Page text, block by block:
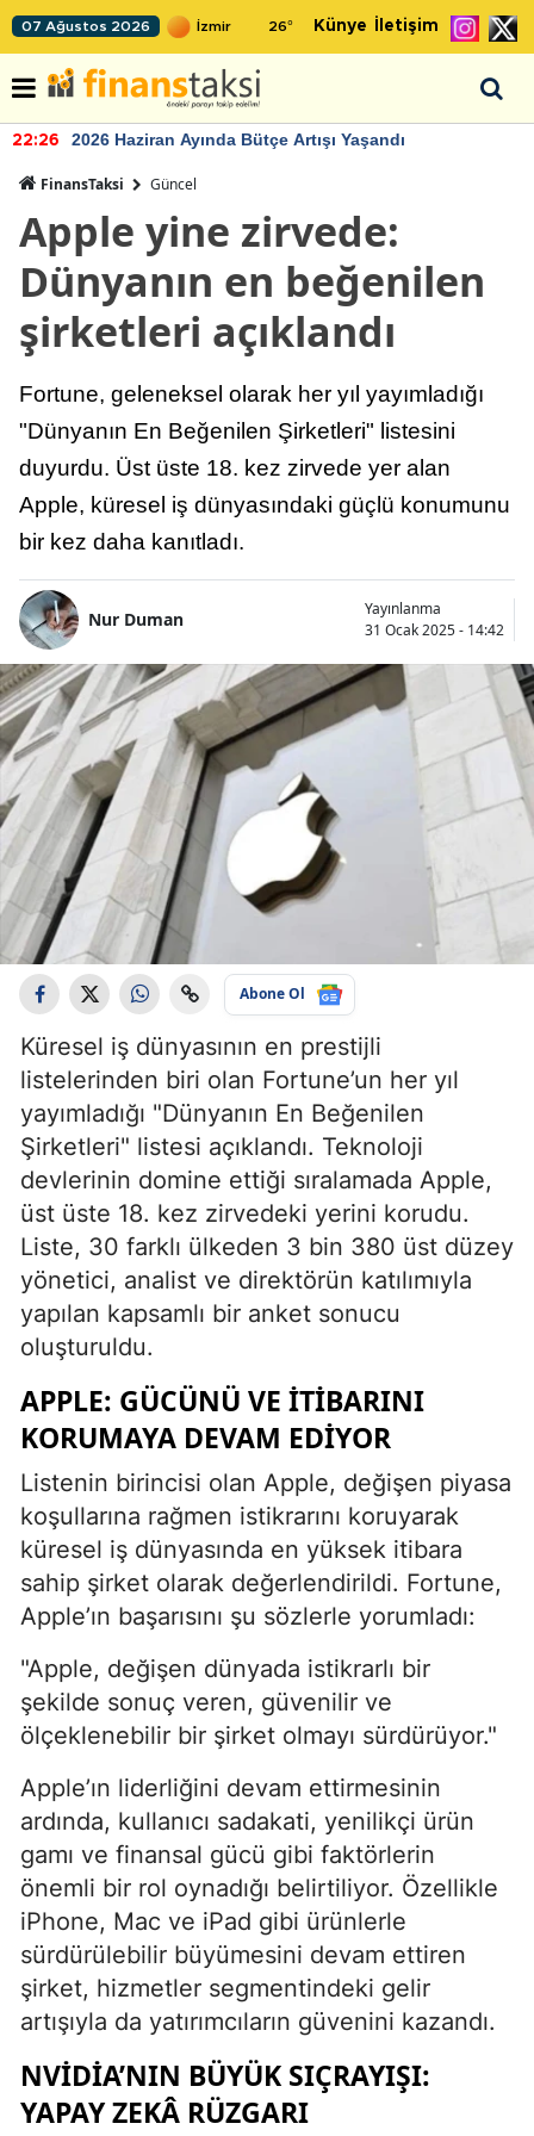
07 Ağustos 2026 26° Künye İletişim
22:26 2026 Haziran Ayında Bütçe Artışı Yaşandı
FinansTaksi Güncel
Apple yine zirvede:
Dünyanın en beğenilen
şirketleri açıklandı
Fortune, geleneksel olarak her yıl yayımladığı
"Dünyanın En Beğenilen Şirketleri" listesini
duyurdu. Üst üste 18. kez zirvede yer alan
Apple, küresel iş dünyasındaki güçlü konumunu
bir kez daha kanıtladı.
Nur Duman
Yayınlanma
31 Ocak 2025 - 14:42
Abone Ol
Küresel iş dünyasının en prestijli
listelerinden biri olan Fortune’un her yıl
yayımladığı "Dünyanın En Beğenilen
Şirketleri" listesi açıklandı. Teknoloji
devlerinin domine ettiği sıralamada Apple,
üst üste 18. kez zirvedeki yerini korudu.
Liste, 30 farklı ülkeden 3 bin 380 üst düzey
yönetici, analist ve direktörün katılımıyla
yapılan kapsamlı bir anket sonucu
oluşturuldu.
APPLE: GÜCÜNÜ VE İTIBARINI
KORUMAYA DEVAM EDIYOR
Listenin birincisi olan Apple, değişen piyasa
koşullarına rağmen istikrarını koruyarak
küresel iş dünyasında en yüksek itibara
sahip şirket olarak değerlendirildi. Fortune,
Apple’ın başarısını şu sözlerle yorumladı:
"Apple, değişen dünyada istikrarlı bir
şekilde sonuç veren, güvenilir ve
ölçeklenebilir bir şirket olmayı sürdürüyor."
Apple’ın liderliğini devam ettirmesinin
ardında, kullanıcı sadakati, yenilikçi ürün
gamı ve finansal gücü gibi faktörlerin
önemli bir rol oynadığı belirtiliyor. Özellikle
iPhone, Mac ve iPad gibi ürünlerle
sürdürülebilir büyümesini devam ettiren
şirket, hizmetler segmentindeki gelir
artışıyla da yatırımcıların güvenini kazandı.
NVIDIA’NIN BÜYÜK SIÇRAYIŞI:
YAPAY ZEKÂ RÜZGARI